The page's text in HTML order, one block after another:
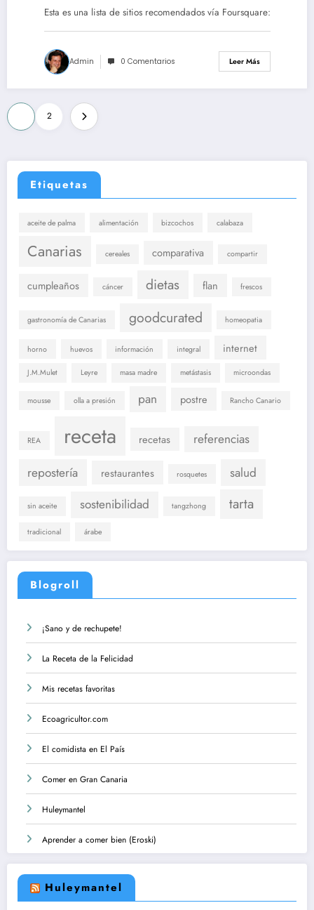
Esta es una lista de sitios recomendados vía Foursquare:
Admin 0 Comentarios Leer Más
Paginación
de
entradas
2
Etiquetas
aceite de palma alimentación bizcochos calabaza
Canarias cereales comparativa compartir
cumpleaños cáncer dietas flan frescos
gastronomía de Canarias goodcurated homeopatia
horno huevos información integral internet
J.M.Mulet Leyre masa madre metástasis microondas
mousse olla a presión pan postre Rancho Canario
REA receta recetas
referencias
repostería
restaurantes rosquetes salud
sin aceite sostenibilidad tangzhong tarta
tradicional árabe
Blogroll
¡Sano y de rechupete!
La Receta de la Felicidad
Mis recetas favoritas
Ecoagricultor.com
El comidista en El País
Comer en Gran Canaria
Huleymantel
Aprender a comer bien (Eroski)
Huleymantel